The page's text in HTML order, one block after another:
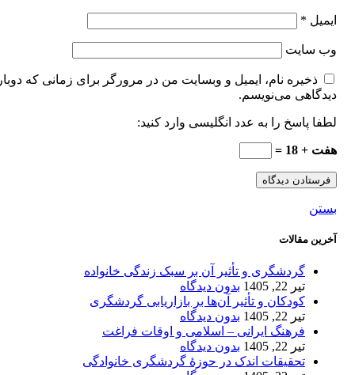
ایمیل *
وب‌ سایت
ذخیره نام، ایمیل و وبسایت من در مرورگر برای زمانی که
دیدگاهی می‌نویسم.
لطفا پاسخ را به عدد انگلیسی وارد کنید:
هفت + 18 =
بستن
آخرین مقالات
گردشگری و تأثیر آن بر سبک زندگی خانواده
تیر 22, 1405
بدون دیدگاه
کودکان و تأثیر آن‌ها بر بازاریابی گردشگری
تیر 22, 1405
بدون دیدگاه
فرهنگ ایرانی – اسلامی و اوقات فراغت
تیر 22, 1405
بدون دیدگاه
تحقیقات اندک در حوزۀ گردشگری خانوادگی